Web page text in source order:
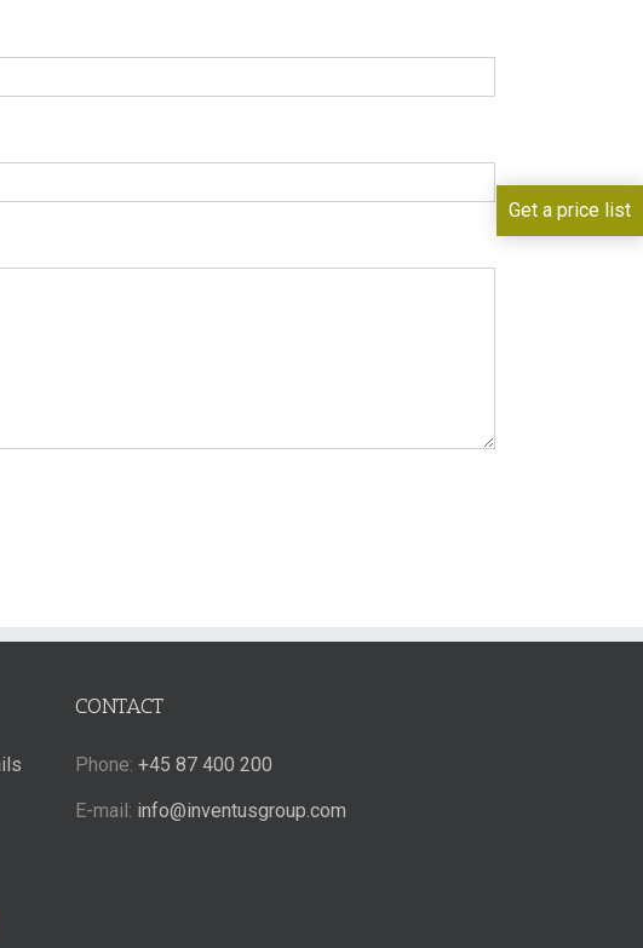
CONTACT
Phone:+45 87 400 200
E-mail: info@inventusgroup.com
Get a price list